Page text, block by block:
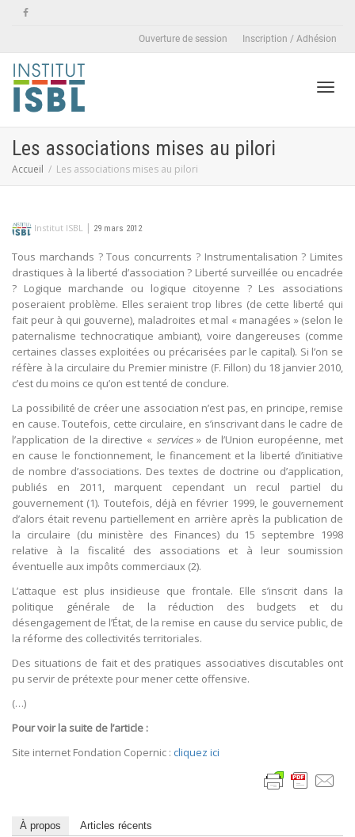
Ouverture de session Inscription / Adhésion
Les associations mises au pilori
Accueil Les associations mises au pilori
Institut ISBL | 29 mars 2012
Tous marchands ? Tous concurrents ? Instrumentalisation ? Limites
drastiques à la liberté d’association ? Liberté surveillée ou encadrée
? Logique marchande ou logique citoyenne ? Les associations
poseraient problème. Elles seraient trop libres (de cette liberté qui
fait peur à qui gouverne), maladroites et mal « managées » (selon le
paternalisme technocratique ambiant), voire dangereuses (comme
certaines classes exploitées ou précarisées par le capital). Si l’on se
réfère à la circulaire du Premier ministre (F. Fillon) du 18 janvier 2010,
c’est du moins ce qu’on est tenté de conclure.
La possibilité de créer une association n’est pas, en principe, remise
en cause. Toutefois, cette circulaire, en s’inscrivant dans le cadre de
l’application de la directive « services » de l’Union européenne, met
en cause le fonctionnement, le financement et la liberté d’initiative
de nombre d’associations. Des textes de doctrine ou d’application,
publiés en 2011, marquent cependant un recul partiel du
gouvernement (1). Toutefois, déjà en février 1999, le gouvernement
d’alors était revenu partiellement en arrière après la publication de
la circulaire (du ministère des Finances) du 15 septembre 1998
relative à la fiscalité des associations et à leur soumission
éventuelle aux impôts commerciaux (2).
L’attaque est plus insidieuse que frontale. Elle s’inscrit dans la
politique générale de la réduction des budgets et du
désengagement de l’État, de la remise en cause du service public, de
la réforme des collectivités territoriales.
Des situations de fait et des pratiques associatives discutables ont
pu servir de prétexte pour mener cette offensive.
(…)
Pour voir la suite de l’article :
Site internet Fondation Copernic : cliquez ici
À propos Articles récents